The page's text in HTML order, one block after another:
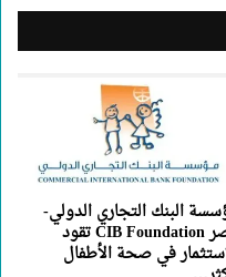
البنك التجاري الدولي-
مصر CIB Foundation تقود
في صحة الأطفال